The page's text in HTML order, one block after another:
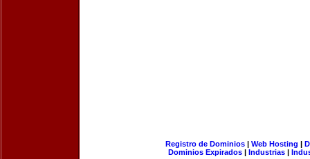
Registro de Dominios| Web Hosting |
Dominios Expirados | Industrias |